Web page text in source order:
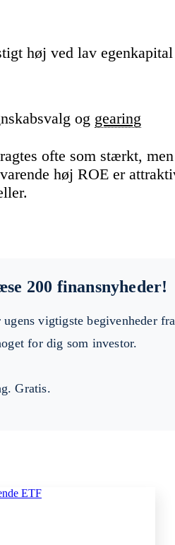
høj ved lav egenkapital
og gearing
ofte som stærkt,
høj ROE er
200 finansnyheder!
vigtigste begivenheder
for dig som investor.
Gratis.